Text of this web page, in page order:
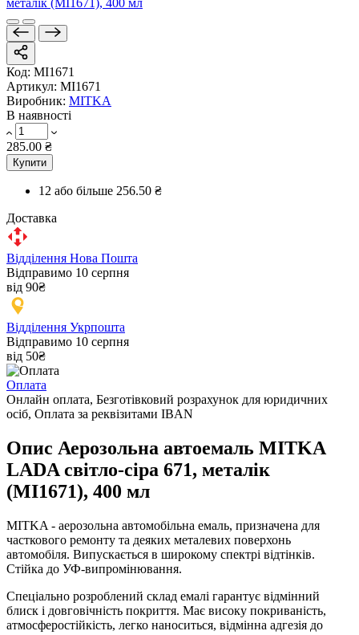
Код: MI1671
Артикул: MI1671
Виробник: MITKA
В наявності
285.00 ₴
Купити
12 або більше 256.50 ₴
Доставка
Відділення Нова Пошта
Відправимо 10 серпня
від 90₴
Відділення Укрпошта
Відправимо 10 серпня
від 50₴
Оплата
Онлайн оплата, Безготівковий розрахунок для юридичних
осіб, Оплата за реквізитами IBAN
Опис Аерозольна автоемаль MITKA
LADA світло-сіра 671, металік
(MI1671), 400 мл
MITKA - аерозольна автомобільна емаль, призначена для
часткового ремонту та деяких металевих поверхонь
автомобіля. Випускається в широкому спектрі відтінків.
Стійка до УФ-випромінювання.
Спеціально розроблений склад емалі гарантує відмінний
блиск і довговічність покриття. Має високу покриваність,
атмосферостійкість, легко наноситься, відмінна адгезія до